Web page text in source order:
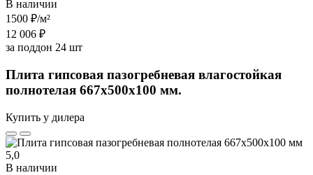
В наличии
1500 ₽/м²
12 006 ₽
за поддон 24 шт
Плита гипсовая пазогребневая влагостойкая
полнотелая 667х500х100 мм.
Купить у дилера
5,0
В наличии